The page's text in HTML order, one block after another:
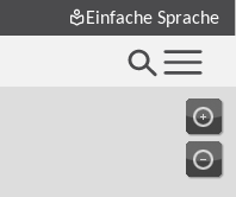
Einfache Sprache